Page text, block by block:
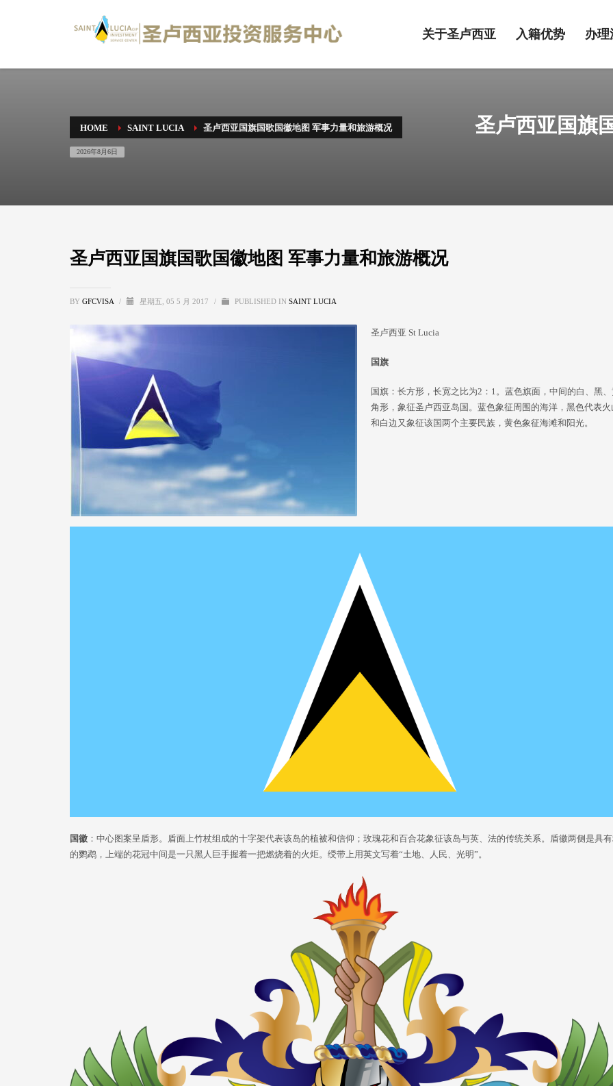
关于圣卢西亚 入籍优势 办理
HOME SAINT LUCIA 圣卢西亚国旗国歌国徽地图 军事力量和旅游概况
2026年8月6日
圣卢西亚国旗
圣卢西亚国旗国歌国徽地图 军事力量和旅游概况
BY GFCVISA / 星期五, 05 5 月 2017 / PUBLISHED IN SAINT LUCIA
圣卢西亚 St Lucia
国旗
国旗：长方形，长宽之比为2：1。蓝色旗面，中间的白、黑
角形，象征圣卢西亚岛国。蓝色象征周围的海洋，黑色代表
和白边又象征该国两个主要民族，黄色象征海滩和阳光。
国徽 ：中心图案呈盾形。盾面上竹杖组成的十字架代表该岛的植被和信仰；玫瑰花和百合花象征该岛与英、法的传统关系。盾徽两侧是具
的鹦鹉，上端的花冠中间是一只黑人巨手握着一把燃烧着的火炬。绶带上用英文写着“土地、人民、光明”。